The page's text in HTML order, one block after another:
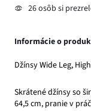
26 osôb si
Informácie o
Džínsy Wide Leg,
Skrátené džínsy so
64,5 cm, pranie v